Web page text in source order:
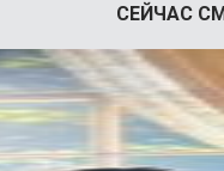
СЕЙЧАС